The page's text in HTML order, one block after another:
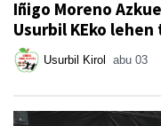
Iñigo Moreno
Usurbil KEko
Usurbil Kirol abu 03